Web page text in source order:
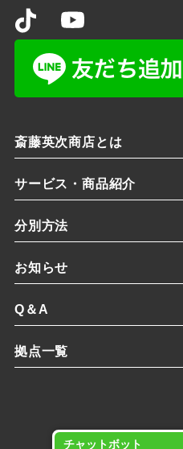
斎藤英次商店とは
サービス・商品紹介
分別方法
お知らせ
Q＆A
拠点一覧
チャットボット